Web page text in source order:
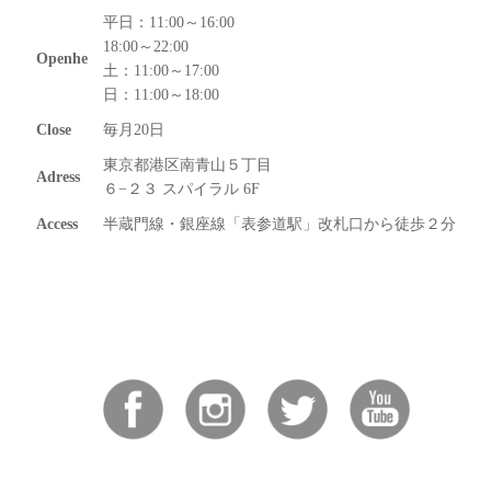
Openhe
平日：11:00～16:00
18:00～22:00
土：11:00～17:00
日：11:00～18:00
Close 毎月20日
Adress
東京都港区南青山５丁目
６−２３ スパイラル 6F
Access 半蔵門線・銀座線「表参道駅」改札口から徒歩２分